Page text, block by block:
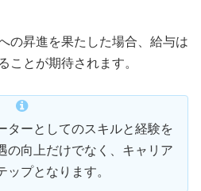
の昇進を果たした場合、給与は
ことが期待されます。
ターとしてのスキルと経験を
の向上だけでなく、キャリア
プとなります。